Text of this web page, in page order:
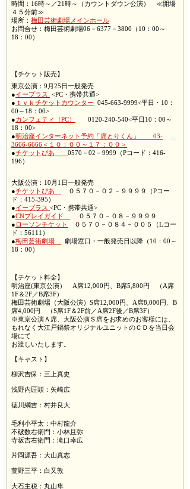
時間：16時～／21時～（カウントダウン公演） ≪開場
４５分前≫
場所： 梅田芸術劇場メインホール
お問合せ：梅田芸術劇場06－6377－3800（10：00～
18：00）
【チケット販売】
東京公演：9月25日一般発売
●イープラス
<PC・携帯共通>
● ｔｖｋチケットカウンター 045-663-9999<平日・10：
00～18：00>
●カンフェティ（PC）
0120-240-540<平日10：00～
18：00>
●明治座インターネット予約「席とりくん」 03-
3666-6666＜１０：００～１７：００＞
●チケットぴあ
0570－02－9999（Pコード：416-
196）
大阪公演：10月1日一般発売
●チケットぴあ
０５７０－０２－９９９９（Pコー
ド：415-395）
●イープラス <PC・携帯共通>
●CNプレイガイド
０５７０－０８－９９９９
● ローソンチケット
０５７０－０８４－００５（Lコー
ド：56111）
●梅田芸術劇場
劇場窓口・一般発売日以降（10：00～
18：00）
【チケット料金】
明治座(東京公演） A席12,000円、B席5,800円 （A席
1F＆2F／B席3F）
梅田芸術劇場（大阪公演）S席12,000円、A席8,000円、B
席4,000円 （S席1F＆2F前／A席2F後／B席3F）
※東京公演Ａ席、大阪公演Ｓ席をお求めのお客様には、
もれなく大江戸鍋祭オリジナルユニットのＣＤを当日会
場にて
お渡しいたします。
【キャスト】
柳沢吉保：三上真史
浅野内匠頭：矢崎広
徳川綱吉：村井良大
毛利小平太：中村龍介
不破数右衛門：小林且弥
寺坂吉右衛門：滝口幸広
片岡源吾：大山真志
萱野三平：白又敦
大石主税：丸山隼